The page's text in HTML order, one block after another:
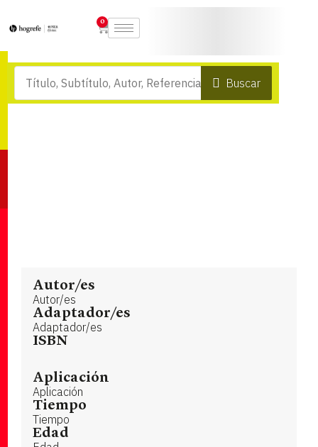
0
Buscar
Autor/es
Autor/es
Adaptador/es
Adaptador/es
ISBN
Aplicación
Aplicación
Tiempo
Tiempo
Edad